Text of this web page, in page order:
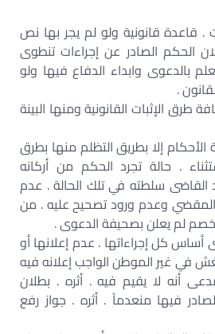
. قاعدة قانونية ولو لم يجر بها نص
الحكم الصادر عن إجراءات تنطوى
بالدعوى وابداء الدفاع فيها ولو
.
طرق الإثبات القانونية ومنها البينة
الأحكام إلا بطريق التظلم منها بطرق
. حالة تجرد الحكم من أركانه
القاضى سلطته في تلك الحالة . عدم
المقضي وعدم ورود تصحيح عليه . من
لم يعلن بصحيفة الدعوى .
أساس كل إجراءاتها . عدم إعلانها أو
في غير الموطن الواجب إعلانه فيه
أنه لا يقيم فيه . أثره . بطلان
فيها منعدماً . أثره . جواز رفع